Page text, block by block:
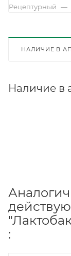
Рецептурный —
НАЛИЧИЕ В
Наличие в
: